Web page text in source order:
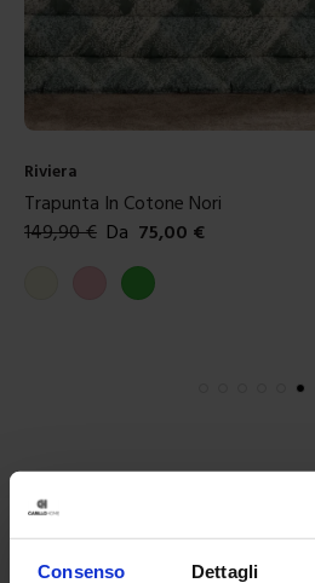
Consenso Dettagli
Riviera
Trapunta In Cotone Nori
149,90€ Da 75,00 €
Colori disponibili
Verde